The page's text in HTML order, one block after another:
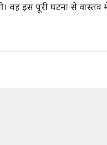
इस पूरी घटना से वास्तव